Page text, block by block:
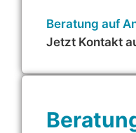
Beratung auf
Jetzt Kontakt